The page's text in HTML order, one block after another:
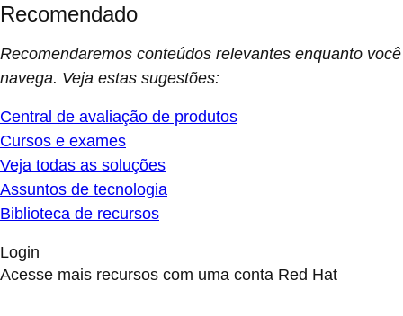
Recomendado
Recomendaremos conteúdos relevantes enquanto você
navega. Veja estas sugestões:
Central de avaliação de produtos
Cursos e exames
Veja todas as soluções
Assuntos de tecnologia
Biblioteca de recursos
Login
Acesse mais recursos com uma conta Red Hat